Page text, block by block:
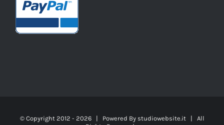
© Copyright 2012 - 2026 | Powered By studiowebsite.it| All